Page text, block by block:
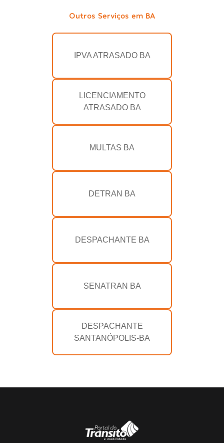
Outros Serviços em BA
IPVA ATRASADO BA
LICENCIAMENTO
ATRASADO BA
MULTAS BA
DETRAN BA
DESPACHANTE BA
SENATRAN BA
DESPACHANTE
SANTANÓPOLIS-BA